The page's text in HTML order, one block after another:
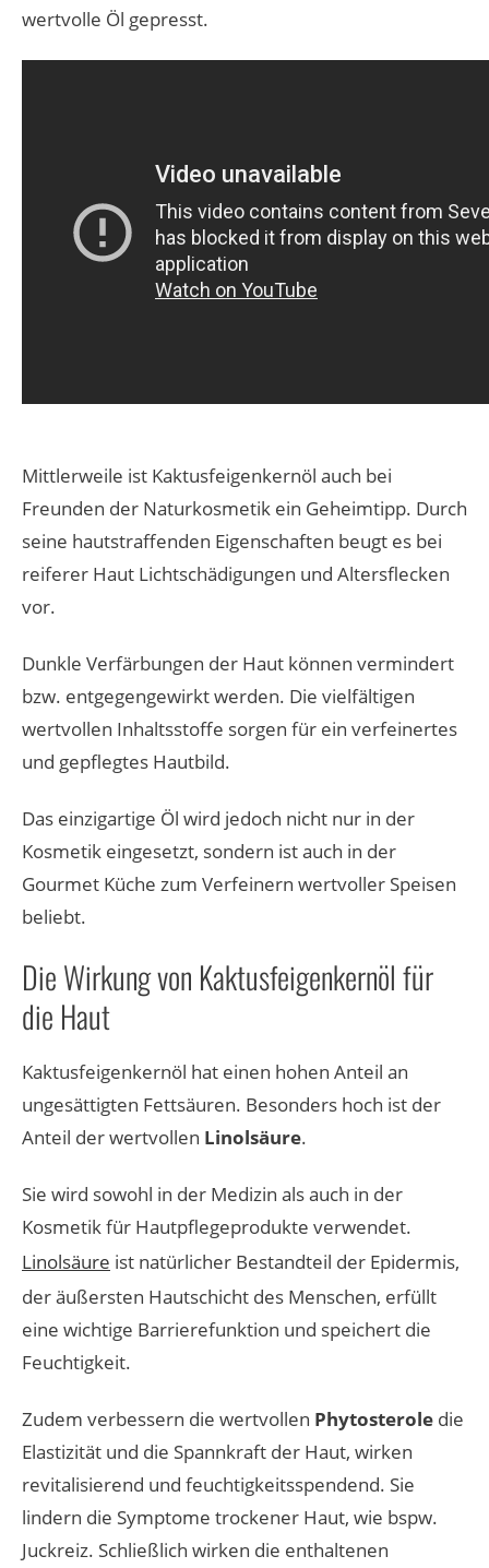
wertvolle Öl gepresst.
Mittlerweile ist Kaktusfeigenkernöl auch bei
Freunden der Naturkosmetik ein Geheimtipp. Durch
seine hautstraffenden Eigenschaften beugt es bei
reiferer Haut Lichtschädigungen und Altersflecken
vor.
Dunkle Verfärbungen der Haut können vermindert
bzw. entgegengewirkt werden. Die vielfältigen
wertvollen Inhaltsstoffe sorgen für ein verfeinertes
und gepflegtes Hautbild.
Das einzigartige Öl wird jedoch nicht nur in der
Kosmetik eingesetzt, sondern ist auch in der
Gourmet Küche zum Verfeinern wertvoller Speisen
beliebt.
Die Wirkung von Kaktusfeigenkernöl für
die Haut
Kaktusfeigenkernöl hat einen hohen Anteil an
ungesättigten Fettsäuren. Besonders hoch ist der
Anteil der wertvollen Linolsäure.
Sie wird sowohl in der Medizin als auch in der
Kosmetik für Hautpflegeprodukte verwendet.
Linolsäure ist natürlicher Bestandteil der Epidermis,
der äußersten Hautschicht des Menschen, erfüllt
eine wichtige Barrierefunktion und speichert die
Feuchtigkeit.
Zudem verbessern die wertvollen Phytosterole die
Elastizität und die Spannkraft der Haut, wirken
revitalisierend und feuchtigkeitsspendend. Sie
lindern die Symptome trockener Haut, wie bspw.
Juckreiz. Schließlich wirken die enthaltenen